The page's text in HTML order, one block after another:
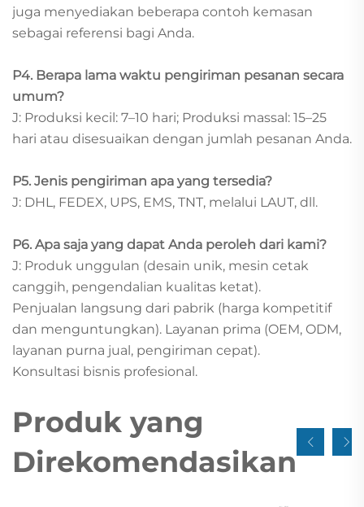
juga menyediakan beberapa contoh kemasan
sebagai referensi bagi Anda.
P4. Berapa lama waktu pengiriman pesanan secara
umum?
J: Produksi kecil: 7–10 hari; Produksi massal: 15–25
hari atau disesuaikan dengan jumlah pesanan Anda.
P5. Jenis pengiriman apa yang tersedia?
J: DHL, FEDEX, UPS, EMS, TNT, melalui LAUT, dll.
P6. Apa saja yang dapat Anda peroleh dari kami?
J: Produk unggulan (desain unik, mesin cetak
canggih, pengendalian kualitas ketat).
Penjualan langsung dari pabrik (harga kompetitif
dan menguntungkan). Layanan prima (OEM, ODM,
layanan purna jual, pengiriman cepat).
Konsultasi bisnis profesional.
Produk yang
Direkomendasikan